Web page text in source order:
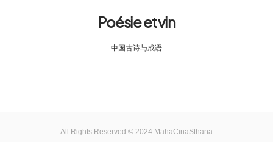
Poésie et vin
中国古诗与成语
All Rights Reserved © 2024 MahaCinaSthana